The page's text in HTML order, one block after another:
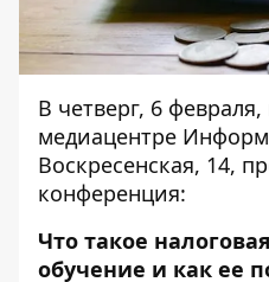
В четверг, 6 февраля,
медиацентре
Воскресенская, 14,
конференция:
Что такое
обучение и как ее